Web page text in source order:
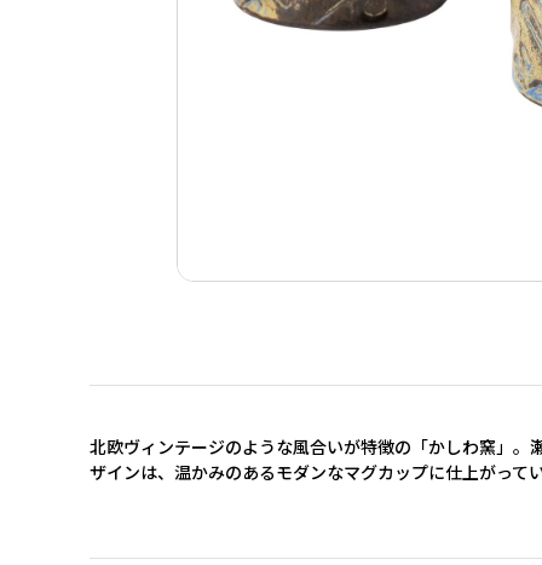
北欧ヴィンテージのような風合いが特徴の「かしわ窯」
ザインは、温かみのあるモダンなマグカップに仕上がってい